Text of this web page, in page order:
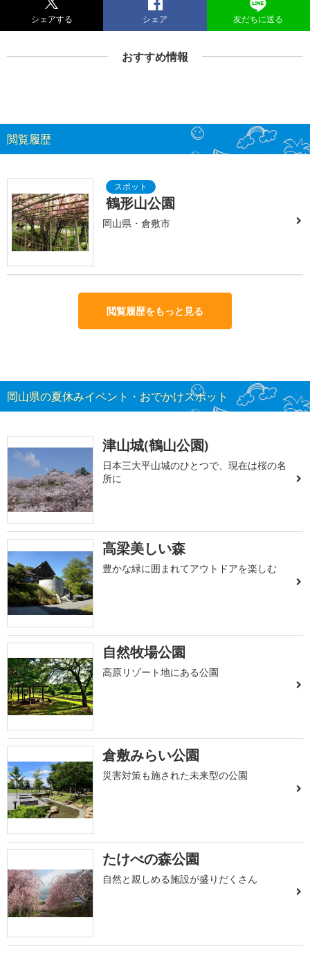
シェアする シェア 友だちに送る
おすすめ情報
閲覧履歴
鶴形山公園
岡山県・倉敷市
閲覧履歴をもっと見る
岡山県の夏休みイベント・おでかけスポット
津山城(鶴山公園)
日本三大平山城のひとつで、現在は桜の名
所に
高梁美しい森
豊かな緑に囲まれてアウトドアを楽しむ
自然牧場公園
高原リゾート地にある公園
倉敷みらい公園
災害対策も施された未来型の公園
たけべの森公園
自然と親しめる施設が盛りだくさん